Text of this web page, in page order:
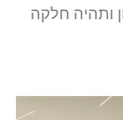
ותהיה חלקה